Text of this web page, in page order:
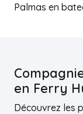
Palmas en
en Ferry
Découvrez les